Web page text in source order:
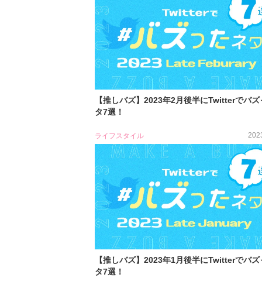
【推しバズ】2023年2月後半にTwitterでバズ
タ7選！
ライフスタイル
【推しバズ】2023年1月後半にTwitterでバズ
タ7選！